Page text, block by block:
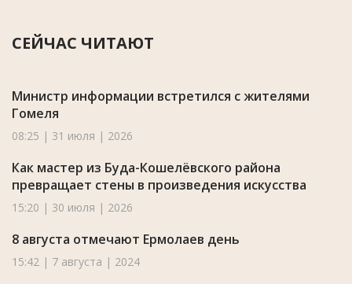
СЕЙЧАС ЧИТАЮТ
Министр информации встретился с жителями
Гомеля
08:25 | 31 июля | 2026
Как мастер из Буда-Кошелёвского района
превращает стены в произведения искусства
15:20 | 30 июля | 2026
8 августа отмечают Ермолаев день
15:42 | 7 августа | 2024